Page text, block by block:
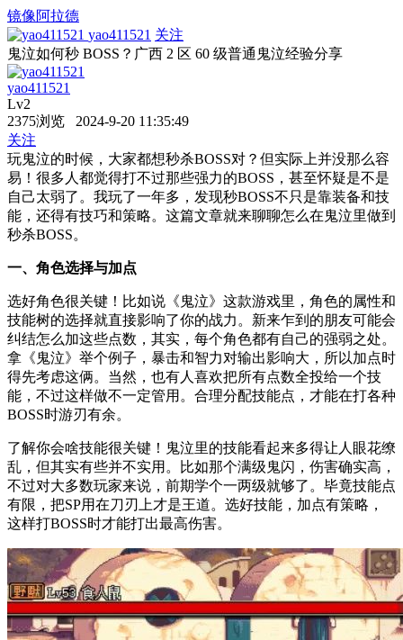
镜像阿拉德
yao411521 关注
鬼泣如何秒 BOSS？广西 2 区 60 级普通鬼泣经验分享
yao411521
Lv2
2375浏览 2024-9-20 11:35:49
关注
玩鬼泣的时候，大家都想秒杀BOSS对？但实际上并没那么容
易！很多人都觉得打不过那些强力的BOSS，甚至怀疑是不是
自己太弱了。我玩了一年多，发现秒BOSS不只是靠装备和技
能，还得有技巧和策略。这篇文章就来聊聊怎么在鬼泣里做到
秒杀BOSS。
一、角色选择与加点
选好角色很关键！比如说《鬼泣》这款游戏里，角色的属性和
技能树的选择就直接影响了你的战力。新来乍到的朋友可能会
纠结怎么加这些点数，其实，每个角色都有自己的强弱之处。
拿《鬼泣》举个例子，暴击和智力对输出影响大，所以加点时
得先考虑这俩。当然，也有人喜欢把所有点数全投给一个技
能，不过这样做不一定管用。合理分配技能点，才能在打各种
BOSS时游刃有余。
了解你会啥技能很关键！鬼泣里的技能看起来多得让人眼花缭
乱，但其实有些并不实用。比如那个满级鬼闪，伤害确实高，
不过对大多数玩家来说，前期学个一两级就够了。毕竟技能点
有限，把SP用在刀刃上才是王道。选好技能，加点有策略，
这样打BOSS时才能打出最高伤害。